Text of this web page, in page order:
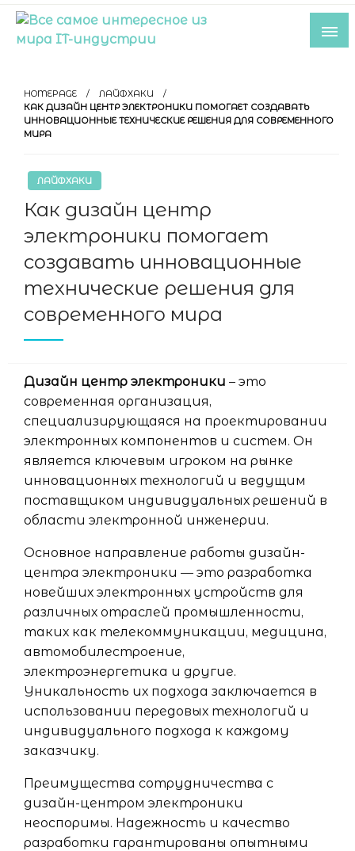
Skip
content
индустрии
HOMEPAGE
ЛАЙФХАКИ
КАК ДИЗАЙН ЦЕНТР ЭЛЕКТРОНИКИ ПОМОГАЕТ СОЗДАВАТЬ
ИННОВАЦИОННЫЕ ТЕХНИЧЕСКИЕ РЕШЕНИЯ ДЛЯ СОВРЕМЕННОГО
МИРА
ЛАЙФХАКИ
Как дизайн центр
электроники помогает
создавать инновационные
технические решения для
современного мира
Дизайн центр электроники – это
современная организация,
специализирующаяся на проектировании
электронных компонентов и систем. Он
является ключевым игроком на рынке
инновационных технологий и ведущим
поставщиком индивидуальных решений в
области электронной инженерии.
Основное направление работы дизайн-
центра электроники — это разработка
новейших электронных устройств для
различных отраслей промышленности,
таких как телекоммуникации, медицина,
автомобилестроение,
электроэнергетика и другие.
Уникальность их подхода заключается в
использовании передовых технологий и
индивидуального подхода к каждому
заказчику.
Преимущества сотрудничества с
дизайн-центром электроники
неоспоримы. Надежность и качество
разработки гарантированы опытными